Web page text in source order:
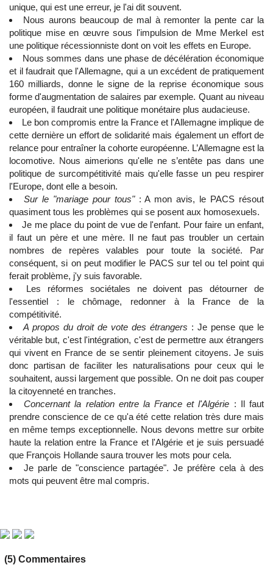
unique, qui est une erreur, je l'ai dit souvent.
Nous aurons beaucoup de mal à remonter la pente car la
politique mise en œuvre sous l'impulsion de Mme Merkel est
une politique récessionniste dont on voit les effets en Europe.
Nous sommes dans une phase de décélération économique
et il faudrait que l'Allemagne, qui a un excédent de pratiquement
160 milliards, donne le signe de la reprise économique sous
forme d'augmentation de salaires par exemple. Quant au niveau
européen, il faudrait une politique monétaire plus audacieuse.
Le bon compromis entre la France et l'Allemagne implique de
cette dernière un effort de solidarité mais également un effort de
relance pour entraîner la cohorte européenne. L’Allemagne est la
locomotive. Nous aimerions qu'elle ne s’entête pas dans une
politique de surcompétitivité mais qu'elle fasse un peu respirer
l'Europe, dont elle a besoin.
Sur le "mariage pour tous" : A mon avis, le PACS résout
quasiment tous les problèmes qui se posent aux homosexuels.
Je me place du point de vue de l'enfant. Pour faire un enfant,
il faut un père et une mère. Il ne faut pas troubler un certain
nombres de repères valables pour toute la société. Par
conséquent, si on peut modifier le PACS sur tel ou tel point qui
ferait problème, j'y suis favorable.
Les réformes sociétales ne doivent pas détourner de
l'essentiel : le chômage, redonner à la France de la
compétitivité.
A propos du droit de vote des étrangers : Je pense que le
véritable but, c'est l'intégration, c'est de permettre aux étrangers
qui vivent en France de se sentir pleinement citoyens. Je suis
donc partisan de faciliter les naturalisations pour ceux qui le
souhaitent, aussi largement que possible. On ne doit pas couper
la citoyenneté en tranches.
Concernant la relation entre la France et l'Algérie : Il faut
prendre conscience de ce qu'a été cette relation très dure mais
en même temps exceptionnelle. Nous devons mettre sur orbite
haute la relation entre la France et l'Algérie et je suis persuadé
que François Hollande saura trouver les mots pour cela.
Je parle de "conscience partagée". Je préfère cela à des
mots qui peuvent être mal compris.
(5) Commentaires